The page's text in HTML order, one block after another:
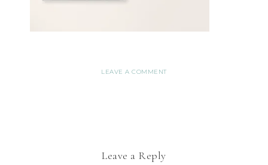
LEAVE A COMMENT
Leave a Reply